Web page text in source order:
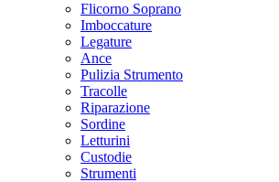
Flicorno Soprano
Imboccature
Legature
Ance
Pulizia Strumento
Tracolle
Riparazione
Sordine
Letturini
Custodie
Strumenti